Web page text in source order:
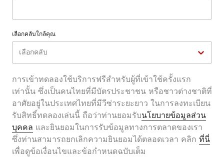
เลือกคลับใกล้คุณ
เลือกคลับ
การเข้าทดลองใช้บริการฟรีสำหรับผู้ที่เข้าใช้ครั้งแรก
เท่านั้น ซึ่งเป็นคนไทยที่มีบัตรประชาชน หรือชาวต่างชาติที่
อาศัยอยู่ในประเทศไทยที่มีวีซ่าระยะยาว ในการลงทะเบียน
รับสิทธิ์ทดลองเล่นนี้ ถือว่าท่านยอมรับนโยบายข้อมูลส่วน
บุคคล และยินยอมในการรับข้อมูลทางการตลาดของเรา
ซึ่งท่านสามารถยกเลิกความยินยอมได้ตลอดเวลา คลิก ที่นี่
เพื่อดูข้อเงื่อนไขและข้อกำหนดฉบับเต็ม